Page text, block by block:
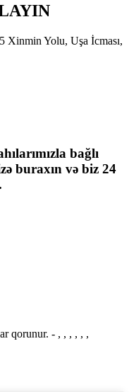
Xinmin Yolu, Uşa İcması,
bağlı
buraxın və biz 24
qorunur. - , , , , , ,